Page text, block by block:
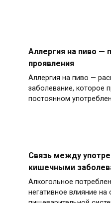
Аллергия на пиво —
проявления
Аллергия на пиво —
заболевание, которое
постоянном
Связь между
кишечными
Алкогольное
негативное влияние на